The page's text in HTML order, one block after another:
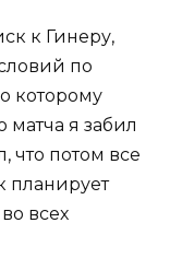
к Гинеру,
по
которому
матча я забил
что потом все
планирует
всех